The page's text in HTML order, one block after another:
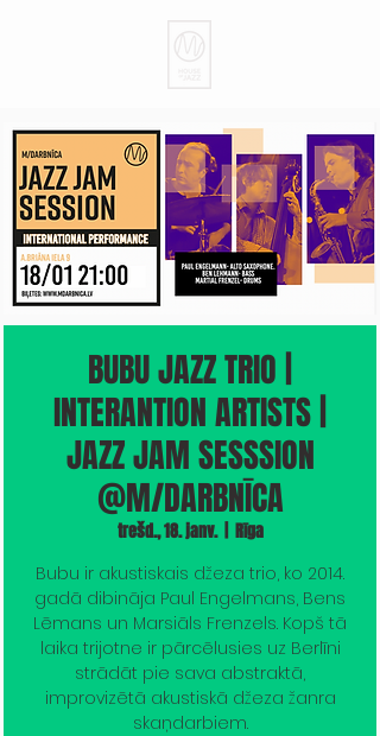
BUBU JAZZ TRIO |
INTERANTION ARTISTS |
JAZZ JAM SESSSION
@M/DARBNĪCA
trešd., 18. janv.
  |
Rīga
Bubu ir akustiskais džeza trio, ko 2014.
gadā dibināja Paul Engelmans, Bens
Lēmans un Marsiāls Frenzels. Kopš tā
laika trijotne ir pārcēlusies uz Berlīni
strādāt pie sava abstraktā,
improvizētā akustiskā džeza žanra
skaņdarbiem.